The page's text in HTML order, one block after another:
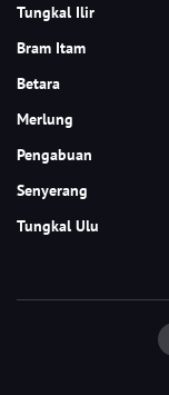
Tungkal Ilir
Bram Itam
Betara
Merlung
Pengabuan
Senyerang
Tungkal Ulu